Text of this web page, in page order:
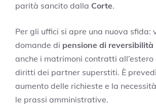
parità sancito dalla Corte.
Per gli uffici si apre una nuova sfida:
domande di pensione di reversibilità
anche i matrimoni contratti
diritti dei partner superstiti. È
aumento delle richieste e la
le prassi amministrative.